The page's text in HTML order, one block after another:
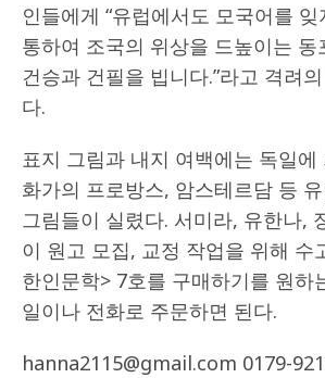
인들에게 “유럽에서도 모국어를
통하여 조국의 위상을 드높이는 동
건승과 건필을 빕니다.”라고 격려
다.
표지 그림과 내지 여백에는 독일에
화가의 프로방스, 암스테르담 등
그림들이 실렸다. 서미라, 유한나,
이 원고 모집, 교정 작업을 위해 수
한인문학> 7호를 구매하기를 원하
일이나 전화로 주문하면 된다.
hanna2115@gmail.com 0179-